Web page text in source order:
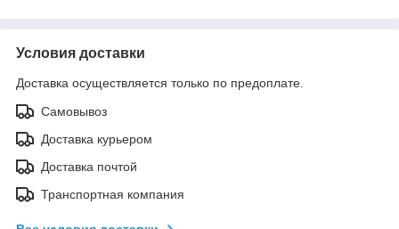
Условия доставки
Доставка осуществляется только по предоплате.
Самовывоз
Доставка курьером
Доставка почтой
Транспортная компания